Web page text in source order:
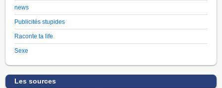
news
Publicités stupides
Raconte ta life
Sexe
Les sources